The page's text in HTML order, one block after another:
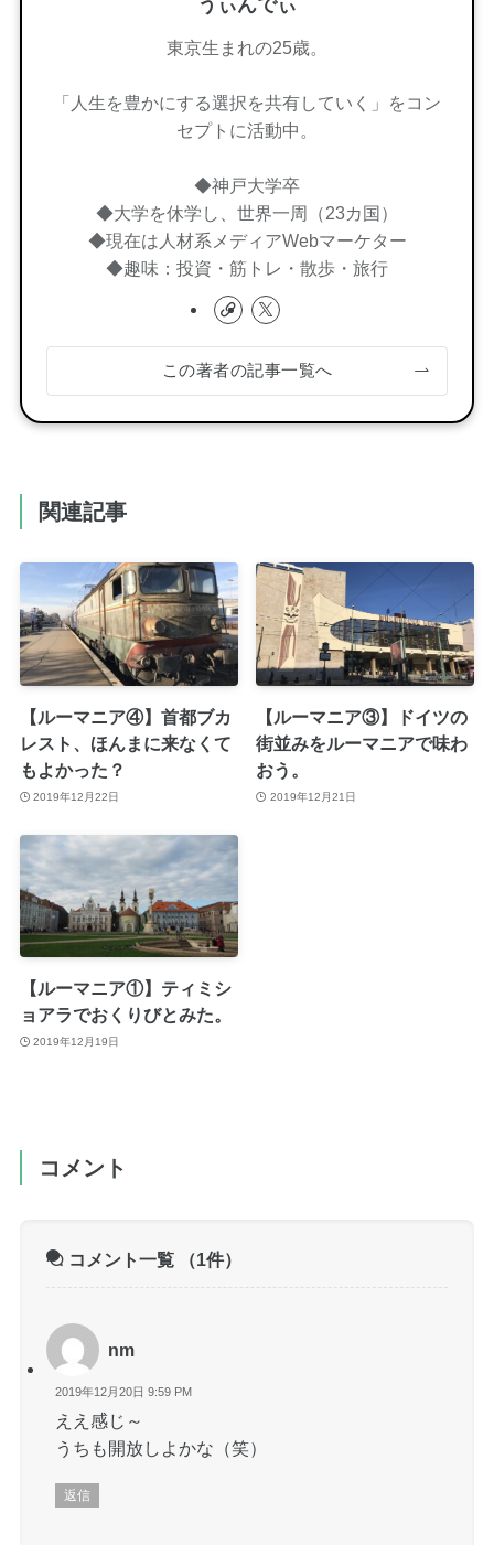
うぃんでぃ
東京生まれの25歳。
「人生を豊かにする選択を共有していく」をコン
セプトに活動中。
◆神戸大学卒
◆大学を休学し、世界一周（23カ国）
◆現在は人材系メディアWebマーケター
◆趣味：投資・筋トレ・散歩・旅行
この著者の記事一覧へ
関連記事
【ルーマニア④】首都ブカ
レスト、ほんまに来なくて
もよかった？
2019年12月22日
【ルーマニア③】ドイツの
街並みをルーマニアで味わ
おう。
2019年12月21日
【ルーマニア①】ティミシ
ョアラでおくりびとみた。
2019年12月19日
コメント
コメント一覧 （1件）
nm
2019年12月20日 9:59 PM
ええ感じ～
うちも開放しよかな（笑）
返信